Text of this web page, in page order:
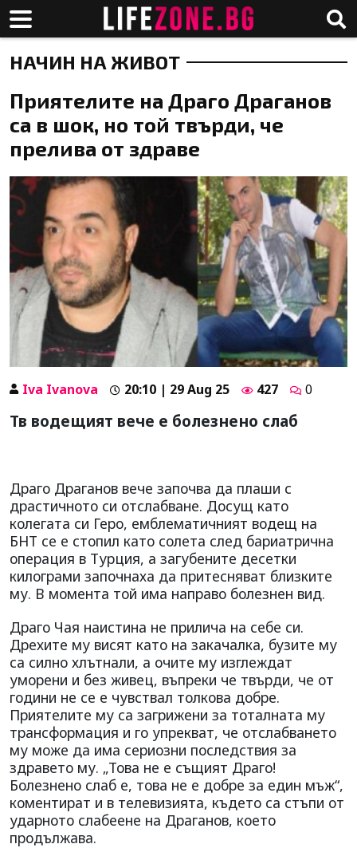
НАЧИН НА ЖИВОТ
Приятелите на Драго Драганов
са в шок, но той твърди, че
прелива от здраве
Iva Ivanova 20:10 | 29 Aug 25 427 0
Тв водещият вече е болезнено слаб
Драго Драганов вече започва да плаши с
драстичното си отслабване. Досущ като
колегата си Геро, емблематичният водещ на
БНТ се е стопил като солета след бариатрична
операция в Турция, а загубените десетки
килограми започнаха да притесняват близките
му. В момента той има направо болезнен вид.
Драго Чая наистина не прилича на себе си.
Дрехите му висят като на закачалка, бузите му
са силно хлътнали, а очите му изглеждат
уморени и без живец, въпреки че твърди, че от
години не се е чувствал толкова добре.
Приятелите му са загрижени за тоталната му
трансформация и го упрекват, че отслабването
му може да има сериозни последствия за
здравето му. „Това не е същият Драго!
Болезнено слаб е, това не е добре за един мъж“,
коментират и в телевизията, където са стъпи от
ударното слабеене на Драганов, което
продължава.